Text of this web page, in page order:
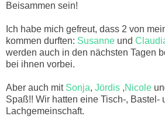
Beisammen sein!
Ich habe mich gefreut, dass 2 von
kommen durften: Susanne und
werden auch in den nächsten Tagen
bei ihnen vorbei.
Aber auch mit Sonja, Jördis ,Nicole
Spaß!! Wir hatten eine Tisch-, Bastel-
Lachgemeinschaft.